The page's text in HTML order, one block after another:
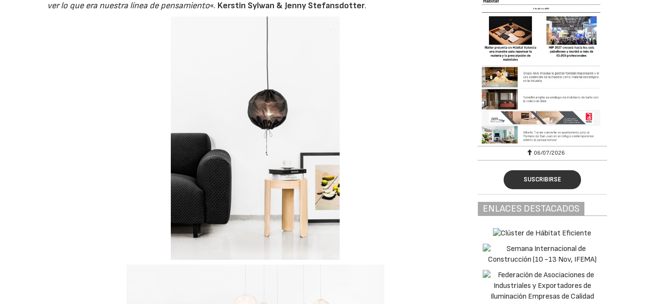
ver lo que era nuestra línea de pensamiento«. Kerstin Sylwan & Jenny Stefansdotter.
06/07/2026 06/07/2026
SUSCRIBIRSE
ENLACES DESTACADOS